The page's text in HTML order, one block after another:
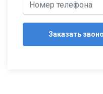
Заказать